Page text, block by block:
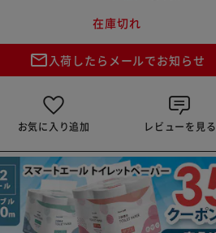
在庫切れ
mail_outline 入荷したらメールでお知らせ
お気に入り追加 レビューを見る